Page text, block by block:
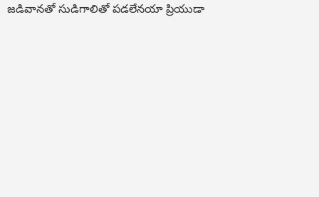
జడివానతో సుడిగాలితో పడలేనయా ప్రియుడా